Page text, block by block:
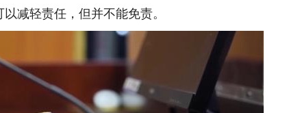
减轻责任，但并不能免责。